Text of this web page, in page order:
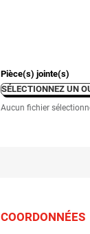
Pièce(s) jointe(s)
SÉLECTIONNEZ UN
Aucun fichier
COORDONNÉES